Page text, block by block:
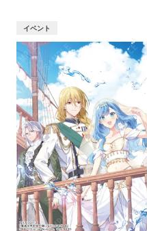
イベント